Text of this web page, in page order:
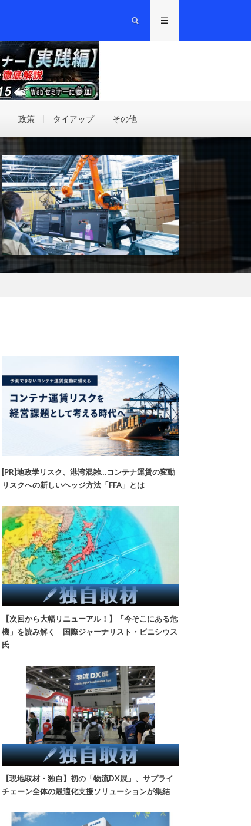
政策 タイアップ その他
[PR]地政学リスク、港湾混雑…コンテナ運賃の変動
リスクへの新しいヘッジ方法「FFA」とは
【次回から大幅リニューアル！】「今そこにある危
機」を読み解く 国際ジャーナリスト・ビニシウス
氏
【現地取材・独自】初の「物流DX展」、サプライ
チェーン全体の最適化支援ソリューションが集結